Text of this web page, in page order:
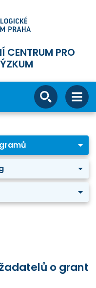
CENTRUM PRO
o grant